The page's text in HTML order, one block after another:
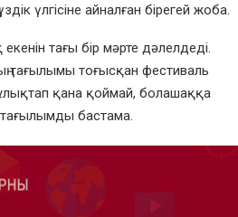
үлгісіне айналған бірегей жоба.
тағы бір мәрте дәлелдеді.
тағылымы тоғысқан фестиваль
ұлықтап қана қоймай, болашаққа
тағылымды бастама.